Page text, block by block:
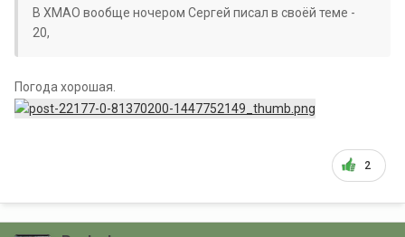
В ХМАО вообще ночером Сергей писал в своёй теме -
20,
Погода хорошая.
2